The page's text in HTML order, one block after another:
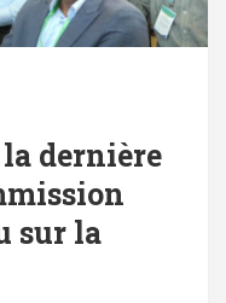
dernière
sur la